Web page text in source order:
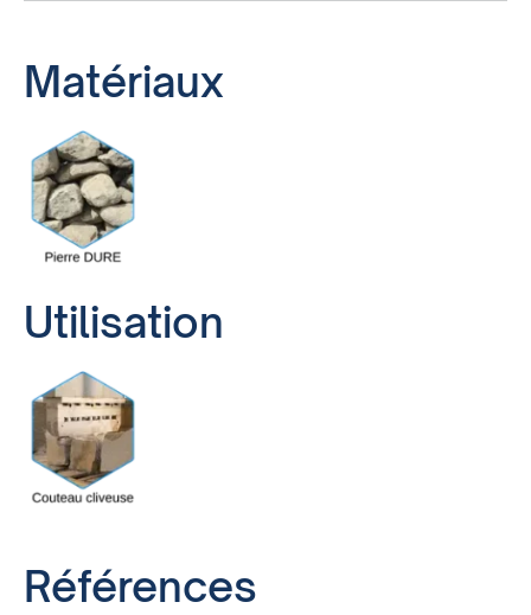
Matériaux
Utilisation
Références